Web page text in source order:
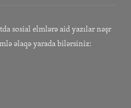
sosial elmlərə aid yazılar nəşr
əlaqə yarada bilərsiniz: